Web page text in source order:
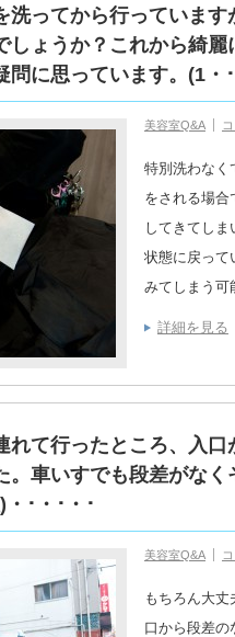
洗ってから行っています
しょうか？これから綺
問に思っています。(1・
美容室Q&A
特別洗わなく
をされる場合
してきてしま
状態に戻って
みてしまう
詳細を見る
れて行ったところ、入口
。車いすでも段差がな
･・･・･
美容室Q&A
もちろん大丈
口から段差の